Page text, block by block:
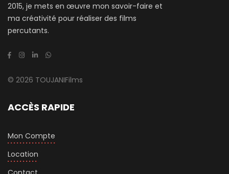
2015, je mets en œuvre mon savoir-faire et
ma créativité pour réaliser des films
percutants.
© 2026 TOUJANIFilms
ACCÈS RAPIDE
Mon Compte
Location